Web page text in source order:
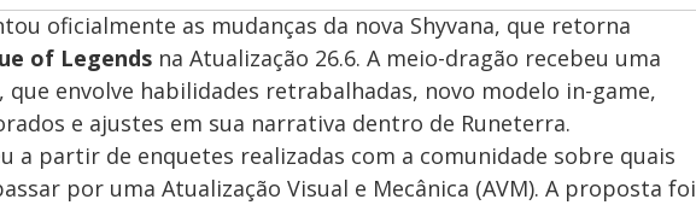
oficialmente as mudanças da nova Shyvana, que retorna
of Legends na Atualização 26.6. A meio-dragão recebeu uma
envolve habilidades retrabalhadas, novo modelo in-game,
e ajustes em sua narrativa dentro de Runeterra.
a partir de enquetes realizadas com a comunidade sobre quais
por uma Atualização Visual e Mecânica (AVM). A proposta foi